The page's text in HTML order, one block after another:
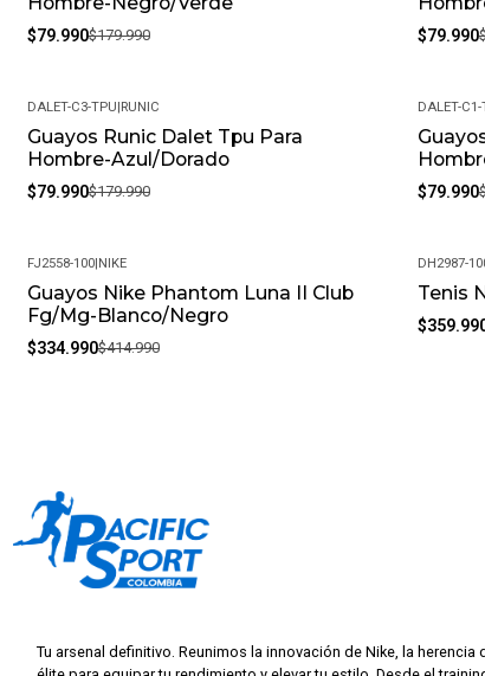
$79.990$179.990 $79.990
-56%
DALET-C3-TPU|RUNIC
Guayos Runic Dalet Tpu Para
Hombre-Azul/Dorado
$79.990$179.990
-56%
DALET-C1-
$79.990
-19%
FJ2558-100|NIKE
Guayos Nike Phantom Luna II Club
Fg/Mg-Blanco/Negro
$334.990$414.990
-25%
DH2987-
Tenis
Tu arsenal definitivo. Reunimos la innovación de Nike, la